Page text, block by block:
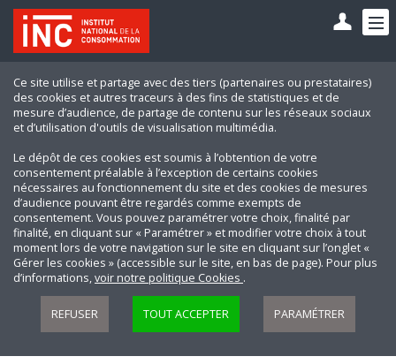
Ce site utilise et partage avec des tiers (partenaires ou prestataires)
des cookies et autres traceurs à des fins de statistiques et de
mesure d’audience, de partage de contenu sur les réseaux sociaux
et d’utilisation d'outils de visualisation multimédia.
Le dépôt de ces cookies est soumis à l’obtention de votre
consentement préalable à l’exception de certains cookies
nécessaires au fonctionnement du site et des cookies de mesures
d’audience pouvant être regardés comme exempts de
consentement. Vous pouvez paramétrer votre choix, finalité par
finalité, en cliquant sur « Paramétrer » et modifier votre choix à tout
moment lors de votre navigation sur le site en cliquant sur l’onglet «
Gérer les cookies » (accessible sur le site, en bas de page). Pour plus
d’informations,voir notre politique Cookies .
REFUSER TOUT ACCEPTER PARAMÉTRER